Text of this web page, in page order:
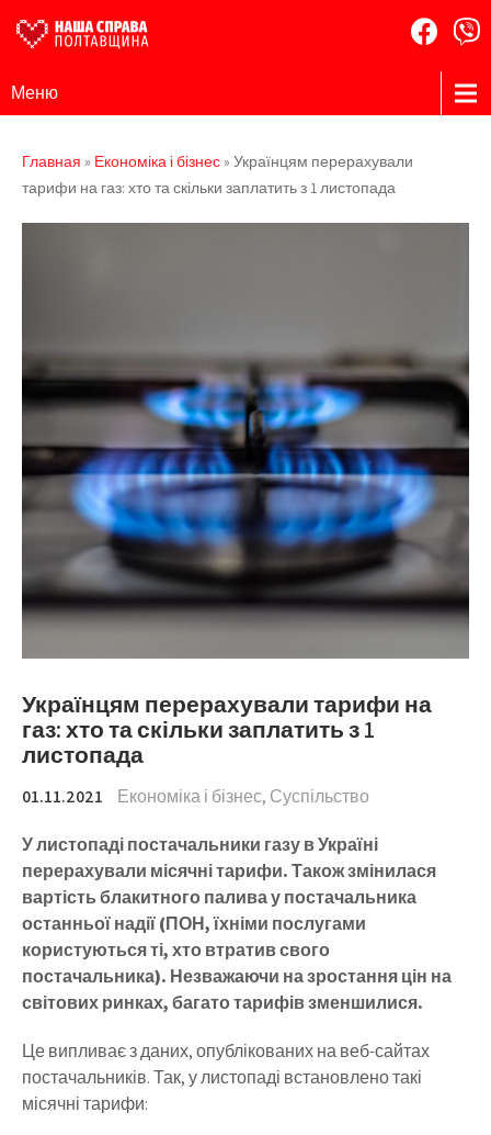
Справа
Полтавщина
організація
Меню
Главная » Економіка і бізнес » Українцям перерахували
тарифи на газ: хто та скільки заплатить з 1 листопада
Українцям перерахували тарифи на
газ: хто та скільки заплатить з 1
листопада
01.11.2021 Економіка і бізнес, Суспільство
У листопаді постачальники газу в Україні
перерахували місячні тарифи. Також змінилася
вартість блакитного палива у постачальника
останньої надії (ПОН, їхніми послугами
користуються ті, хто втратив свого
постачальника). Незважаючи на зростання цін на
світових ринках, багато тарифів зменшилися.
Це випливає з даних, опублікованих на веб-сайтах
постачальників. Так, у листопаді встановлено такі
місячні тарифи: